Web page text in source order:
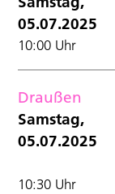
05.07.2025
10:00 Uhr
Draußen
Samstag,
05.07.2025
10:30 Uhr